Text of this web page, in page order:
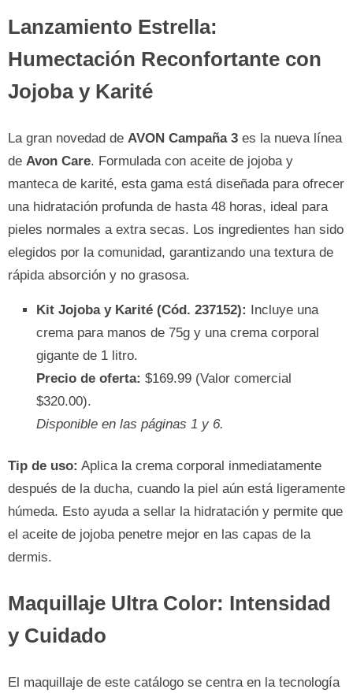
Lanzamiento Estrella:
Humectación Reconfortante con
Jojoba y Karité
La gran novedad de AVON Campaña 3 es la nueva línea
de Avon Care. Formulada con aceite de jojoba y
manteca de karité, esta gama está diseñada para ofrecer
una hidratación profunda de hasta 48 horas, ideal para
pieles normales a extra secas. Los ingredientes han sido
elegidos por la comunidad, garantizando una textura de
rápida absorción y no grasosa.
Kit Jojoba y Karité (Cód. 237152): Incluye una
crema para manos de 75g y una crema corporal
gigante de 1 litro.
Precio de oferta: $169.99 (Valor comercial
$320.00).
Disponible en las páginas 1 y 6.
Tip de uso: Aplica la crema corporal inmediatamente
después de la ducha, cuando la piel aún está ligeramente
húmeda. Esto ayuda a sellar la hidratación y permite que
el aceite de jojoba penetre mejor en las capas de la
dermis.
Maquillaje Ultra Color: Intensidad
y Cuidado
El maquillaje de este catálogo se centra en la tecnología